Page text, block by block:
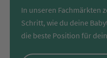
In unseren Fachmärkten
Schritt, wie du deine
die beste Position für